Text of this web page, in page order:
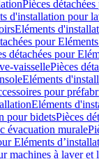
Pièces
d'installation pour
Eléments
pour
détachées pour
vaissellePièces
Eléments
pour
Eléments
pour bidetsPièces
évacuation murale
Eléments
machines à laver et